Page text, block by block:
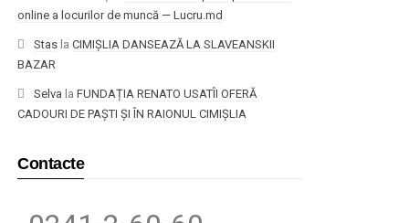
online a locurilor de muncă — Lucru.md
Stas la CIMIȘLIA DANSEAZĂ LA SLAVEANSKII
BAZAR
Selva la FUNDAȚIA RENATO USATÎI OFERĂ
CADOURI DE PAȘTI ȘI ÎN RAIONUL CIMIȘLIA
Contacte